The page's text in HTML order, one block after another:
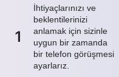
1
İhtiyaçlarınızı ve
beklentilerinizi
anlamak için sizinle
uygun bir zamanda
bir telefon görüşmesi
ayarlarız.